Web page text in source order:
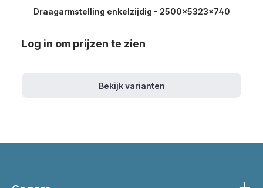
Draagarmstelling enkelzijdig - 2500x5323x740
Log in om prijzen te zien
Bekijk varianten